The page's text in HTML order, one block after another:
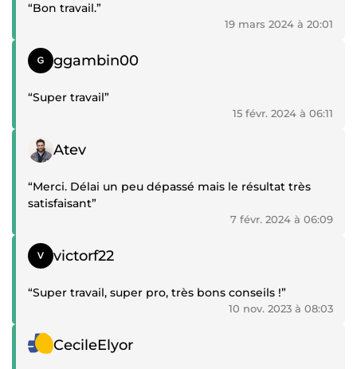
“Bon travail.”
19 mars 2024 à 20:01
Témoignage positif
ggambin00
“Super travail”
15 févr. 2024 à 06:11
Témoignage positif
Atev
“Merci. Délai un peu dépassé mais le résultat très
satisfaisant”
7 févr. 2024 à 06:09
Témoignage positif
victorf22
“Super travail, super pro, très bons conseils !”
10 nov. 2023 à 08:03
Témoignage positif
CecileElyor